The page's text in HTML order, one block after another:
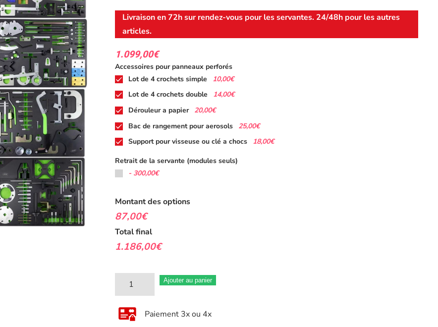
Livraison en 72h sur rendez-vous pour les servantes. 24/48h pour les autres
articles.
1.099,00€
Accessoires pour panneaux perforés
Lot de 4 crochets simple
10,00€
Lot de 4 crochets double
14,00€
Dérouleur a papier
20,00€
Bac de rangement pour aerosols
25,00€
Support pour visseuse ou clé a chocs
18,00€
Retrait de la servante (modules seuls)
- 300,00€
Montant des options
87,00€
Total final
1.186,00€
quantité
de
Servante
Ajouter au panier
Paiement 3x ou 4x